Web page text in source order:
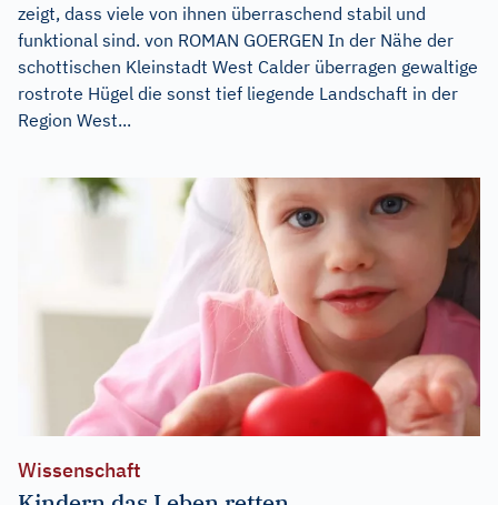
zeigt, dass viele von ihnen überraschend stabil und
funktional sind. von ROMAN GOERGEN In der Nähe der
schottischen Kleinstadt West Calder überragen gewaltige
rostrote Hügel die sonst tief liegende Landschaft in der
Region West...
Wissenschaft